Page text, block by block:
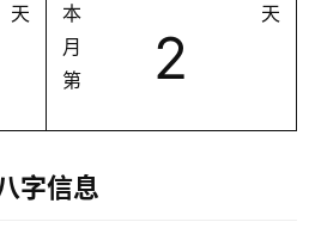
天
本
月
第
2
天
字信息